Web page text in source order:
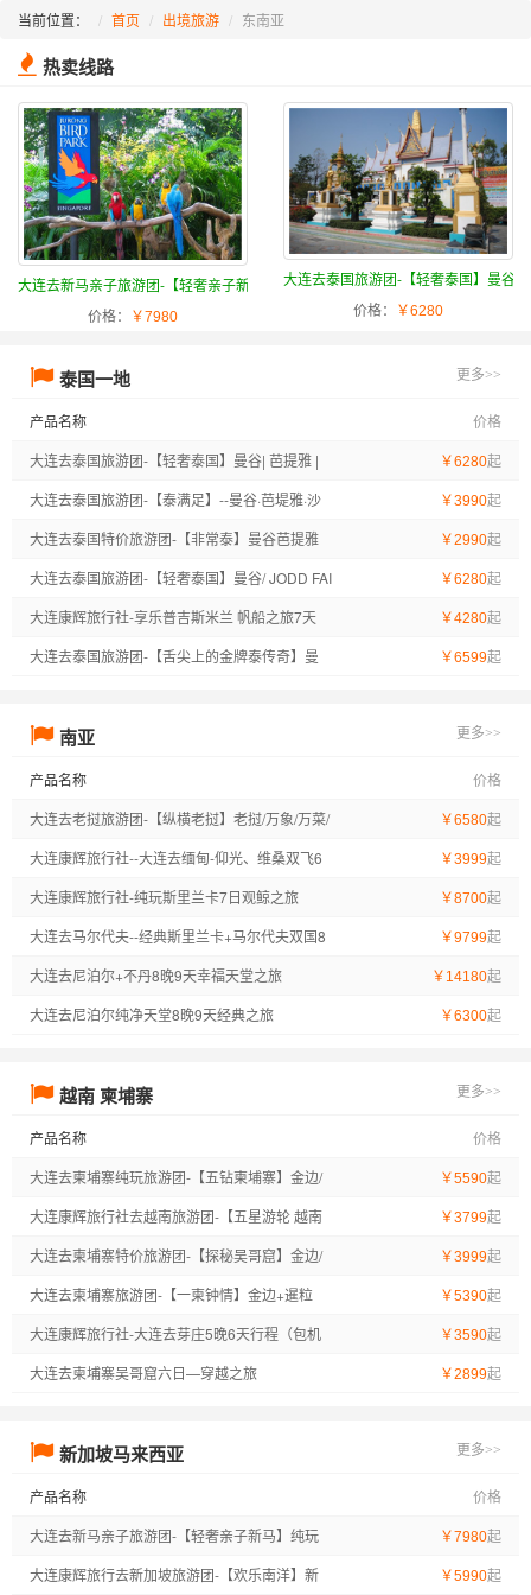
当前位置： 首页 出境旅游 东南亚
热卖线路
大连去新马亲子旅游团-【轻奢亲子新马】纯玩新马亲子游6晚7天之...
价格：
￥7980
大连去泰国旅游团-【轻奢泰国】曼谷|
价格：
￥6280
泰国一地 更多>>
产品名称
价格
大连去泰国旅游团-【轻奢泰国】曼谷| 芭提雅 |
沙美岛 | 爽泰庄园泼水节，狂欢6日体验之旅
￥6280起
大连去泰国旅游团-【泰满足】--曼谷·芭堤雅·沙
美岛品质7日游
￥3990起
大连去泰国特价旅游团-【非常泰】曼谷芭提雅
格兰岛7日游
￥2990起
大连去泰国旅游团-【轻奢泰国】曼谷/ JODD FAI
RS 网红夜市 /沙美岛/大皇宫 / 玉佛寺芭提雅/杜
拉拉水上市场/小火车博物馆/善帝龛寺纯玩6日游
￥6280起
大连康辉旅行社-享乐普吉斯米兰 帆船之旅7天
￥4280起
大连去泰国旅游团-【舌尖上的金牌泰传奇】曼
￥6599起
南亚 更多>>
产品名称
价格
大连去老挝旅游团-【纵横老挝】老挝/万象/万菜/
琅勃拉邦四飞8日游
￥6580起
大连康辉旅行社--大连去缅甸-仰光、维桑双飞6
日
￥3999起
大连康辉旅行社-纯玩斯里兰卡7日观鲸之旅
￥8700起
大连去马尔代夫--经典斯里兰卡+马尔代夫双国8
晚10日【4晚兰卡+4晚马代】
￥9799起
大连去尼泊尔+不丹8晚9天幸福天堂之旅
￥14180起
大连去尼泊尔纯净天堂8晚9天经典之旅
￥6300起
越南 柬埔寨 更多>>
产品名称
价格
大连去柬埔寨纯玩旅游团-【五钻柬埔寨】金边/
暹粒/吴哥窟（3日劵） 皇家公园/姐妹庙/国王行
宫/大吴哥/巴戎庙/吴哥古皇宫/古代法院/斗象台/1
2生肖塔/塔普伦庙 巴肯山/小吴哥ANGKOR WAT/
洞里萨湖/柬埔寨王宫/独立纪念碑/塔仔山/乌那隆
寺 四飞7日游
￥5590起
大连康辉旅行社去越南旅游团-【五星游轮 越南
越美】南宁 / 芒街市 /下龙湾 / 河内双飞6日游
￥3799起
大连去柬埔寨特价旅游团-【探秘吴哥窟】金边/
暹粒/吴哥窟柬埔寨 四飞7日游
￥3999起
大连去柬埔寨旅游团-【一柬钟情】金边+暹粒
+大小吴哥纯玩4飞7日
￥5390起
大连康辉旅行社-大连去芽庄5晚6天行程（包机
直飞）
￥3590起
大连去柬埔寨吴哥窟六日—穿越之旅
￥2899起
新加坡马来西亚 更多>>
产品名称
价格
大连去新马亲子旅游团-【轻奢亲子新马】纯玩
新马亲子游6晚7天之旅
￥7980起
大连康辉旅行去新加坡旅游团-【欢乐南洋】新
￥5990起